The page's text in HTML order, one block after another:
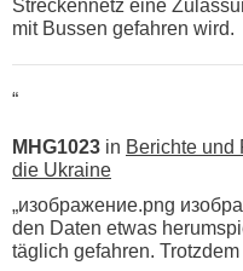
Streckennetz eine
mit Bussen gefahren wird.
“
MHG1023 in Berichte und
die Ukraine
„изображение.png
den Daten etwas
täglich gefahren. Trotzdem